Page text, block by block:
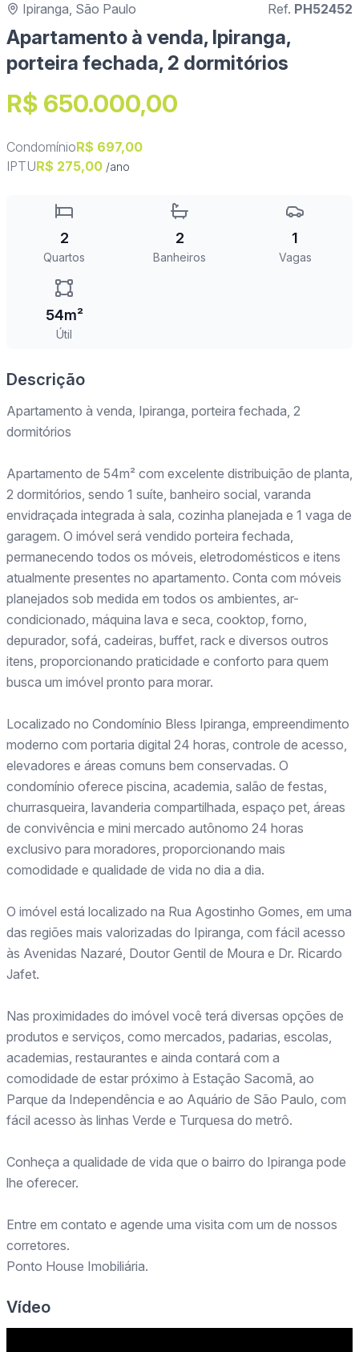
Ipiranga, São Paulo Ref. PH52452
Apartamento à venda, Ipiranga,
porteira fechada, 2 dormitórios
R$ 650.000,00
CondomínioR$ 697,00
IPTUR$ 275,00 /ano
2
Quartos
2
Banheiros
1
Vagas
54m²
Útil
Descrição
Apartamento à venda, Ipiranga, porteira fechada, 2
dormitórios
Apartamento de 54m² com excelente distribuição de planta,
2 dormitórios, sendo 1 suíte, banheiro social, varanda
envidraçada integrada à sala, cozinha planejada e 1 vaga de
garagem. O imóvel será vendido porteira fechada,
permanecendo todos os móveis, eletrodomésticos e itens
atualmente presentes no apartamento. Conta com móveis
planejados sob medida em todos os ambientes, ar-
condicionado, máquina lava e seca, cooktop, forno,
depurador, sofá, cadeiras, buffet, rack e diversos outros
itens, proporcionando praticidade e conforto para quem
busca um imóvel pronto para morar.
Localizado no Condomínio Bless Ipiranga, empreendimento
moderno com portaria digital 24 horas, controle de acesso,
elevadores e áreas comuns bem conservadas. O
condomínio oferece piscina, academia, salão de festas,
churrasqueira, lavanderia compartilhada, espaço pet, áreas
de convivência e mini mercado autônomo 24 horas
exclusivo para moradores, proporcionando mais
comodidade e qualidade de vida no dia a dia.
O imóvel está localizado na Rua Agostinho Gomes, em uma
das regiões mais valorizadas do Ipiranga, com fácil acesso
às Avenidas Nazaré, Doutor Gentil de Moura e Dr. Ricardo
Jafet.
Nas proximidades do imóvel você terá diversas opções de
produtos e serviços, como mercados, padarias, escolas,
academias, restaurantes e ainda contará com a
comodidade de estar próximo à Estação Sacomã, ao
Parque da Independência e ao Aquário de São Paulo, com
fácil acesso às linhas Verde e Turquesa do metrô.
Conheça a qualidade de vida que o bairro do Ipiranga pode
lhe oferecer.
Entre em contato e agende uma visita com um de nossos
corretores.
Ponto House Imobiliária.
Vídeo